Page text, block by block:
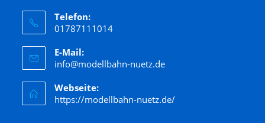
Telefon:
01787111014
E-Mail:
info@modellbahn-nuetz.de
Webseite:
https://modellbahn-nuetz.de/